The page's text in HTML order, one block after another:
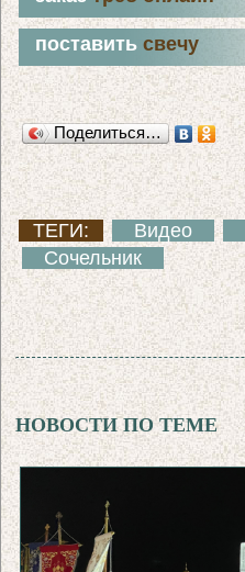
поставитьсвечу
Поделиться…
ТЕГИ: Видео
Сочельник
НОВОСТИ ПО ТЕМЕ